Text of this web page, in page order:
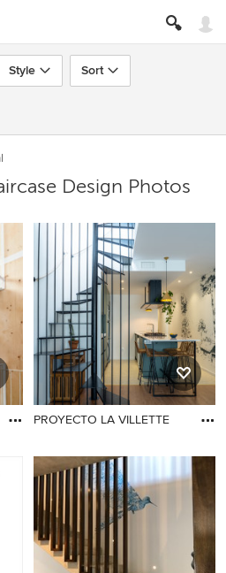
Style Sort
Design Photos
PROYECTO LA VILLETTE